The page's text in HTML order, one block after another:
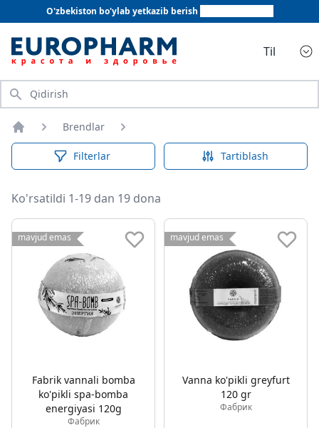
O'zbekiston bo'ylab yetkazib berish
Til
Qidirish
Bosh sahifa
Brendlar
Filterlar Tartiblash
Ko'rsatildi 1-19 dan 19 dona
mavjud emas
Fabrik vannali bomba
ko'pikli spa-bomba
energiyasi 120g
Фабрик
mavjud emas
Vanna ko'pikli greyfurt
120 gr
Фабрик